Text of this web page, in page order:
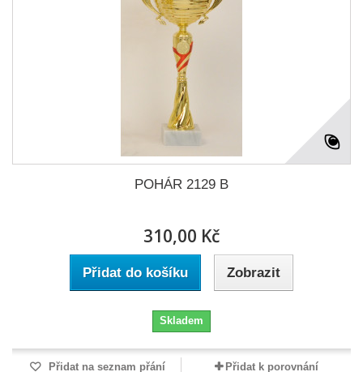
POHÁR 2129 B
310,00 Kč
Přidat do košíku Zobrazit
Skladem
Přidat na seznam přání Přidat k porovnání